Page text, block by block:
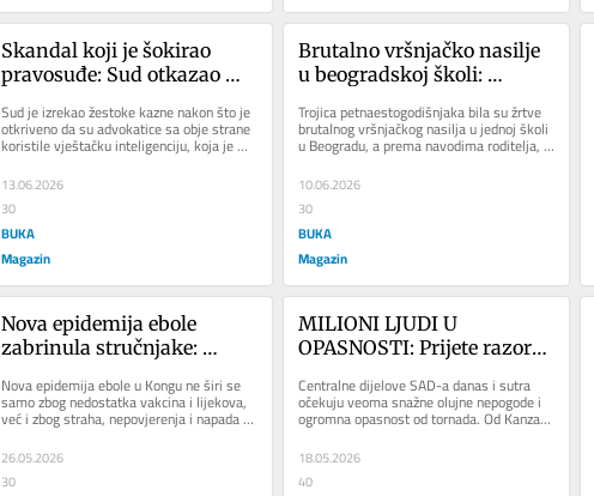
Skandal koji je šokirao
pravosuđe: Sud otkazao
strane koristili AI
Sud je izrekao žestoke kazne nakon što je
otkriveno da su advokatice sa obje strane
koristile vještačku inteligenciju, koja je
izmislila...
13.06.2026
30
BUKA
Magazin
Brutalno vršnjačko nasilje
u beogradskoj školi:
i ljube im noge
Trojica petnaestogodišnjaka bila su žrtve
brutalnog vršnjačkog nasilja u jednoj školi
u Beogradu, a prema navodima roditelja,
grupa vršnjaka ih...
10.06.2026
30
BUKA
Magazin
Nova epidemija ebole
zabrinula stručnjake:
lijekovi i vakcine
Nova epidemija ebole u Kongu ne širi se
samo zbog nedostatka vakcina i lijekova,
već i zbog straha, nepovjerenja i napada na
zdravstvene radnike,...
26.05.2026
30
MILIONI LJUDI U
OPASNOSTI: Prijete razorne
Centralne dijelove SAD-a danas i sutra
očekuju veoma snažne olujne nepogode i
ogromna opasnost od tornada. Od Kanzasa
do jugoistočne Nebraske...
18.05.2026
40